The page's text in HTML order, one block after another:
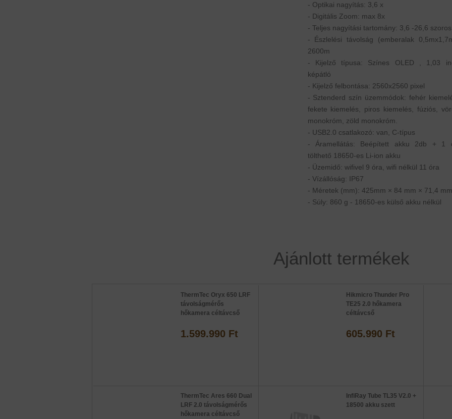
- Optikai nagyítás: 3,6 x
- Digitális Zoom: max 8x
- Teljes nagyítási tartomány: 3,6 -26,6 szoros
- Észlelési távolság (emberalak
2600m
- Kijelző típusa: Színes OLED , 1,03
képátló
- Kijelző felbontása: 2560x2560 pixel
- Sztenderd szín üzemmódok: fehér
fekete kiemelés, piros kiemelés, fúziós,
monokróm, zöld monokróm.
- USB2.0 csatlakozó: van, C-típus
- Áramellátás: Beépített akku 2db + 1
tölthető 18650-es Li-ion akku
- Üzemidő: wifivel 9 óra, wifi nélkül 11 óra
- Vízállóság: IP67
- Méretek (mm): 425mm × 84 mm × 71,4 mm
- Súly: 860 g - 18650-es külső akku nélkül
Ajánlott termékek
ThermTec Oryx 650 LRF
távolságmérős
hőkamera céltávcső
1.599.990 Ft
Hikmicro Thunder Pro
TE25 2.0 hőkamera
céltávcső
605.990 Ft
ThermTec Ares 660 Dual
LRF 2.0 távolságmérős
hőkamera céltávcső
InfiRay Tube TL35 V2.0 +
18500 akku szett